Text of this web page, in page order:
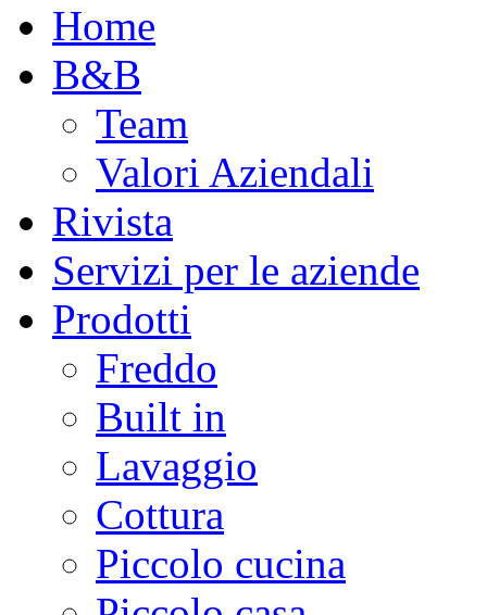
Home
B&B
Team
Valori Aziendali
Rivista
Servizi per le aziende
Prodotti
Freddo
Built in
Lavaggio
Cottura
Piccolo cucina